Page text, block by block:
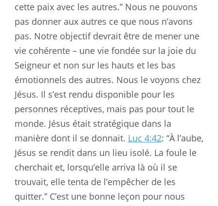
cette paix avec les autres.” Nous ne pouvons
pas donner aux autres ce que nous n’avons
pas. Notre objectif devrait être de mener une
vie cohérente – une vie fondée sur la joie du
Seigneur et non sur les hauts et les bas
émotionnels des autres. Nous le voyons chez
Jésus. Il s’est rendu disponible pour les
personnes réceptives, mais pas pour tout le
monde. Jésus était stratégique dans la
manière dont il se donnait. Luc 4:42: “À l’aube,
Jésus se rendit dans un lieu isolé. La foule le
cherchait et, lorsqu’elle arriva là où il se
trouvait, elle tenta de l’empêcher de les
quitter.” C’est une bonne leçon pour nous